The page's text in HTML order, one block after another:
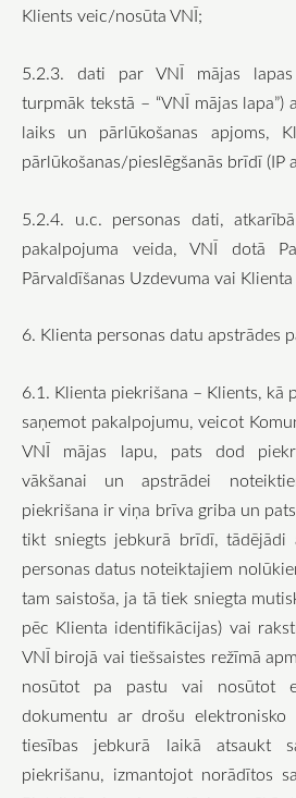
Klients veic/nosūta VNĪ;
5.2.3. dati par VNĪ mājas
turpmāk tekstā – “VNĪ mājas lapa”)
laiks un pārlūkošanas apjoms,
pārlūkošanas/pieslēgšanās brīdī (IP
5.2.4. u.c. personas dati,
pakalpojuma veida, VNĪ dotā
Pārvaldīšanas Uzdevuma vai
6. Klienta personas datu apstrādes
6.1. Klienta piekrišana – Klients, kā
saņemot pakalpojumu, veicot
VNĪ mājas lapu, pats dod
vākšanai un apstrādei
piekrišana ir viņa brīva griba un
tikt sniegts jebkurā brīdī, tādējādi
personas datus noteiktajiem
tam saistoša, ja tā tiek sniegta
pēc Klienta identifikācijas) vai
VNĪ birojā vai tiešsaistes režīmā
nosūtot pa pastu vai nosūtot
dokumentu ar drošu
tiesības jebkurā laikā atsaukt
piekrišanu, izmantojot norādītos